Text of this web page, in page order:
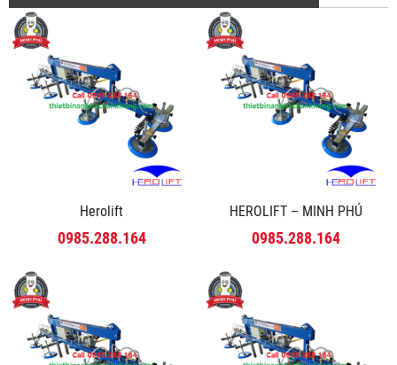
Herolift
0985.288.164
HEROLIFT – MINH PHÚ
0985.288.164